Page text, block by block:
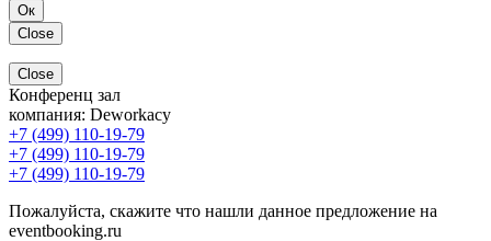
Ок
Close
Close
Конференц зал
компания: Deworkacy
+7 (499) 110-19-79
+7 (499) 110-19-79
+7 (499) 110-19-79
Пожалуйста, скажите что нашли данное предложение на
eventbooking.ru